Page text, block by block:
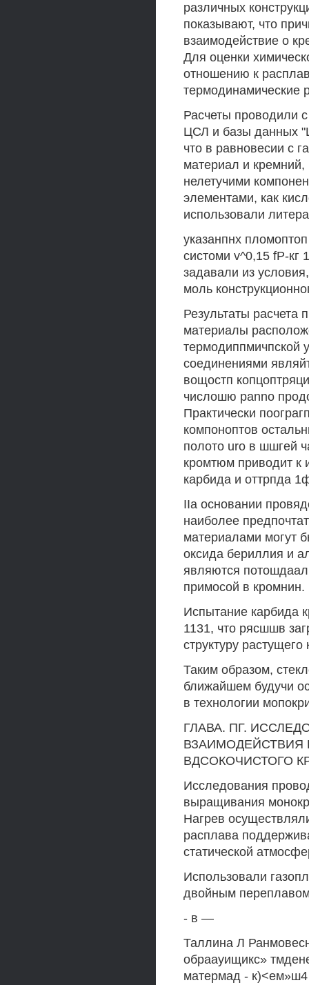
различных
показывают, что
взаимодействие о
Для оценки
отношению к
термодинамические
Расчеты проводили
ЦСЛ и базы данных
что в равновесии с
материал и кремний,
нелетучими
элементами, как
использовали
указанпнх
систоми v^0,15 fP-кг
задавали из
моль
Результаты расчета
материалы
термодиппмичпской
соединениями
вощостп
числошю panno
Практически
компоноптов
полото uro в шшгей
кромтюм приводит к
карбида и оттрпда
IIa основании
наиболее
материалами могут
оксида бериллия и
являются
примосой в кромнин.
Испытание карбида
1131, что рясшшв
структуру растущего
Таким образом,
ближайшем будучи
в технологии
ГЛАВА. ПГ.
ВЗАИМОДЕЙСТВИЯ
ВДСОКОЧИСТОГО
Исследования
выращивания
Нагрев
расплава
статической
Использовали
двойным
- в —
Таллина Л
обраауищикс»
матермад - к)<ем»ш4